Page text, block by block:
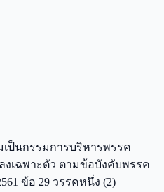
ป็นกรรมการบริหารพรรค
เฉพาะตัว ตามข้อบังคับพรรค
ข้อ 29 วรรคหนึ่ง (2)